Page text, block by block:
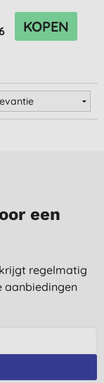
KOPEN
een
regelmatig
aanbiedingen